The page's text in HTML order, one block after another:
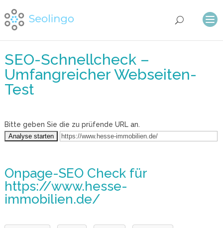
SEO-Schnellcheck –
Umfangreicher Webseiten-
Test
Bitte geben Sie die zu prüfende URL an.
Onpage-SEO Checkfür
https://www.hesse-
immobilien.de/